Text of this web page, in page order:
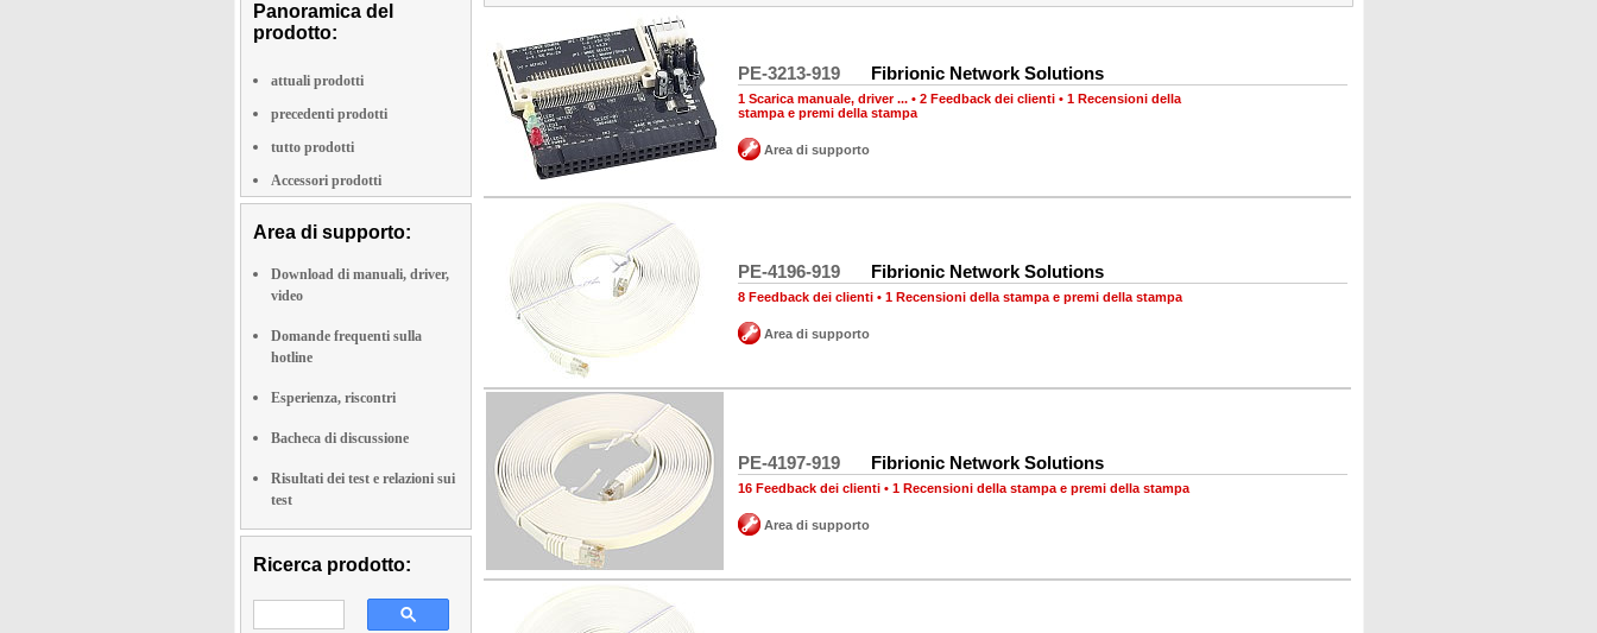
Panoramica del
prodotto:
attuali prodotti
precedenti prodotti
tutto prodotti
Accessori prodotti
Area di supporto:
Download di manuali, driver,
video
Domande frequenti sulla
hotline
Esperienza, riscontri
Bacheca di discussione
Risultati dei test e relazioni sui
test
Ricerca prodotto:
PE-3213-919 Fibrionic Network Solutions
1 Scarica manuale, driver ... • 2 Feedback dei clienti • 1 Recensioni della
stampa e premi della stampa
Area di supporto
PE-4196-919 Fibrionic Network Solutions
8 Feedback dei clienti • 1 Recensioni della stampa e premi della stampa
Area di supporto
PE-4197-919 Fibrionic Network Solutions
16 Feedback dei clienti • 1 Recensioni della stampa e premi della stampa
Area di supporto